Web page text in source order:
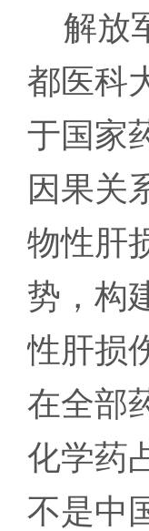
解放
都医科
于国家
因果关
物性肝
势，构
性肝损
在全部
化学药
不是中